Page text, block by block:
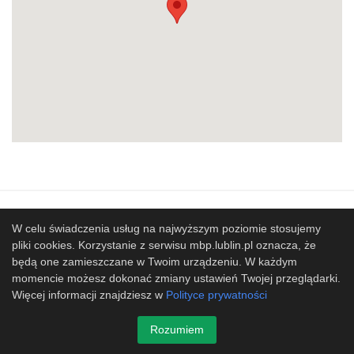
Mapa strony
Współpracujemy
© 2017 Miejska Biblioteka Publiczna im. Hieronima
Łopacińskiego w Lublinie
Projekt i wykonanieDesign-Joomla.pl
W celu świadczenia usług na najwyższym poziomie stosujemy
pliki cookies. Korzystanie z serwisu mbp.lublin.pl oznacza, że
będą one zamieszczane w Twoim urządzeniu. W każdym
momencie możesz dokonać zmiany ustawień Twojej przeglądarki.
Więcej informacji znajdziesz w Polityce prywatności
Rozumiem